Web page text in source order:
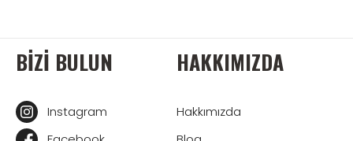
BIZI BULUN
Instagram
HAKKIMIZDA
Hakkımızda